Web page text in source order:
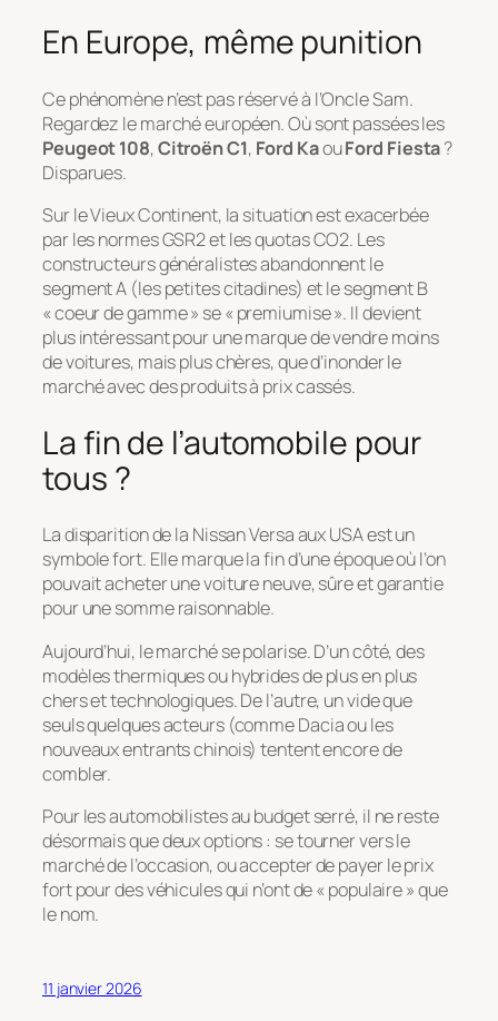
En Europe, même punition
Ce phénomène n’est pas réservé à l’Oncle Sam.
Regardez le marché européen. Où sont passées les
Peugeot 108,Citroën C1, Ford KaouFord Fiesta?
Disparues.
Sur le Vieux Continent, la situation est exacerbée
par les normes GSR2 et les quotas CO2. Les
constructeurs généralistes abandonnent le
segment A (les petites citadines) et le segment B
« coeur de gamme » se « premiumise ». Il devient
plus intéressant pour une marque de vendre moins
de voitures, mais plus chères, que d’inonder le
marché avec des produits à prix cassés.
La fin de l’automobile pour
tous ?
La disparition de la Nissan Versa aux USA est un
symbole fort. Elle marque la fin d’une époque où l’on
pouvait acheter une voiture neuve, sûre et garantie
pour une somme raisonnable.
Aujourd’hui, le marché se polarise. D’un côté, des
modèles thermiques ou hybrides de plus en plus
chers et technologiques. De l’autre, un vide que
seuls quelques acteurs (comme Dacia ou les
nouveaux entrants chinois) tentent encore de
combler.
Pour les automobilistes au budget serré, il ne reste
désormais que deux options : se tourner vers le
marché de l’occasion, ou accepter de payer le prix
fort pour des véhicules qui n’ont de « populaire » que
le nom.
11 janvier 2026